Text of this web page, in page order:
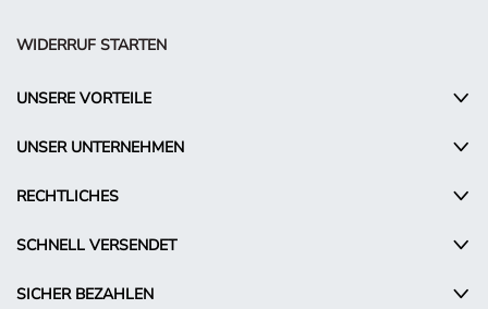
WIDERRUF STARTEN
UNSERE VORTEILE
UNSER UNTERNEHMEN
RECHTLICHES
SCHNELL VERSENDET
SICHER BEZAHLEN